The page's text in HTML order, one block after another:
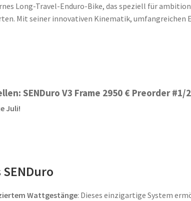
Long-Travel-Enduro-Bike, das speziell für
Mit seiner innovativen Kinematik,
SENDuro V3 Frame 2950 € Preorder #1/
Juli!
Wattgestänge: Dieses einzigartige System